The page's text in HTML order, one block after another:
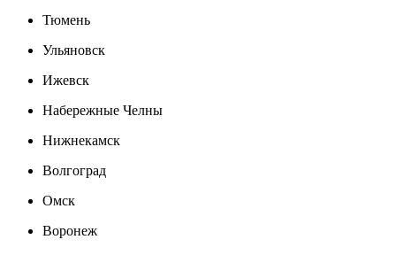
Тюмень
Ульяновск
Ижевск
Набережные Челны
Нижнекамск
Волгоград
Омск
Воронеж